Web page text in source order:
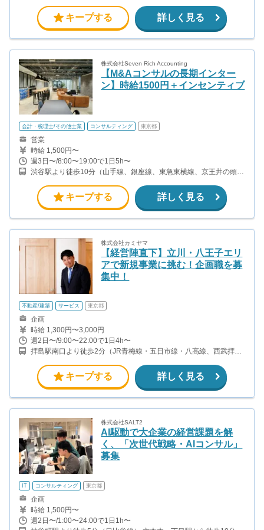
キープする 詳しく見る
株式会社Seven Rich Accounting
【M&Aコンサルの長期インター
ン】時給1500円＋インセンティブ
会計・税理士/その他士業 コンサルティング 東京都
営業
時給 1,500円〜
週3日〜/8:00〜19:00で1日5h〜
渋谷駅より徒歩10分（山手線、銀座線、東急東横線、京王井の頭線
キープする 詳しく見る
株式会社カミヤマ
【経営陣直下】立川・八王子エリ
アで新規事業に挑む！企画職を募
集中！
不動産/建築 サービス 東京都
企画
時給 1,300円〜3,000円
週2日〜/9:00〜22:00で1日4h〜
拝島駅南口より徒歩2分（JR青梅線・五日市線・八高線、西武拝島
キープする 詳しく見る
株式会社SALT2
AI駆動で大企業の経営課題を解
く、「次世代戦略・AIコンサル」
募集
IT コンサルティング 東京都
企画
時給 1,500円〜
週2日〜/1:00〜24:00で1日1h〜